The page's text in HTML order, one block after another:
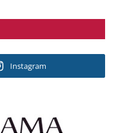
Instagram